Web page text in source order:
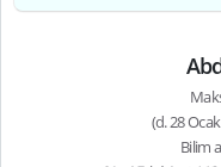
(d. 28
Bilim